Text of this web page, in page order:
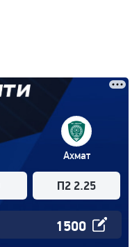
Ахмат
П2 2.25